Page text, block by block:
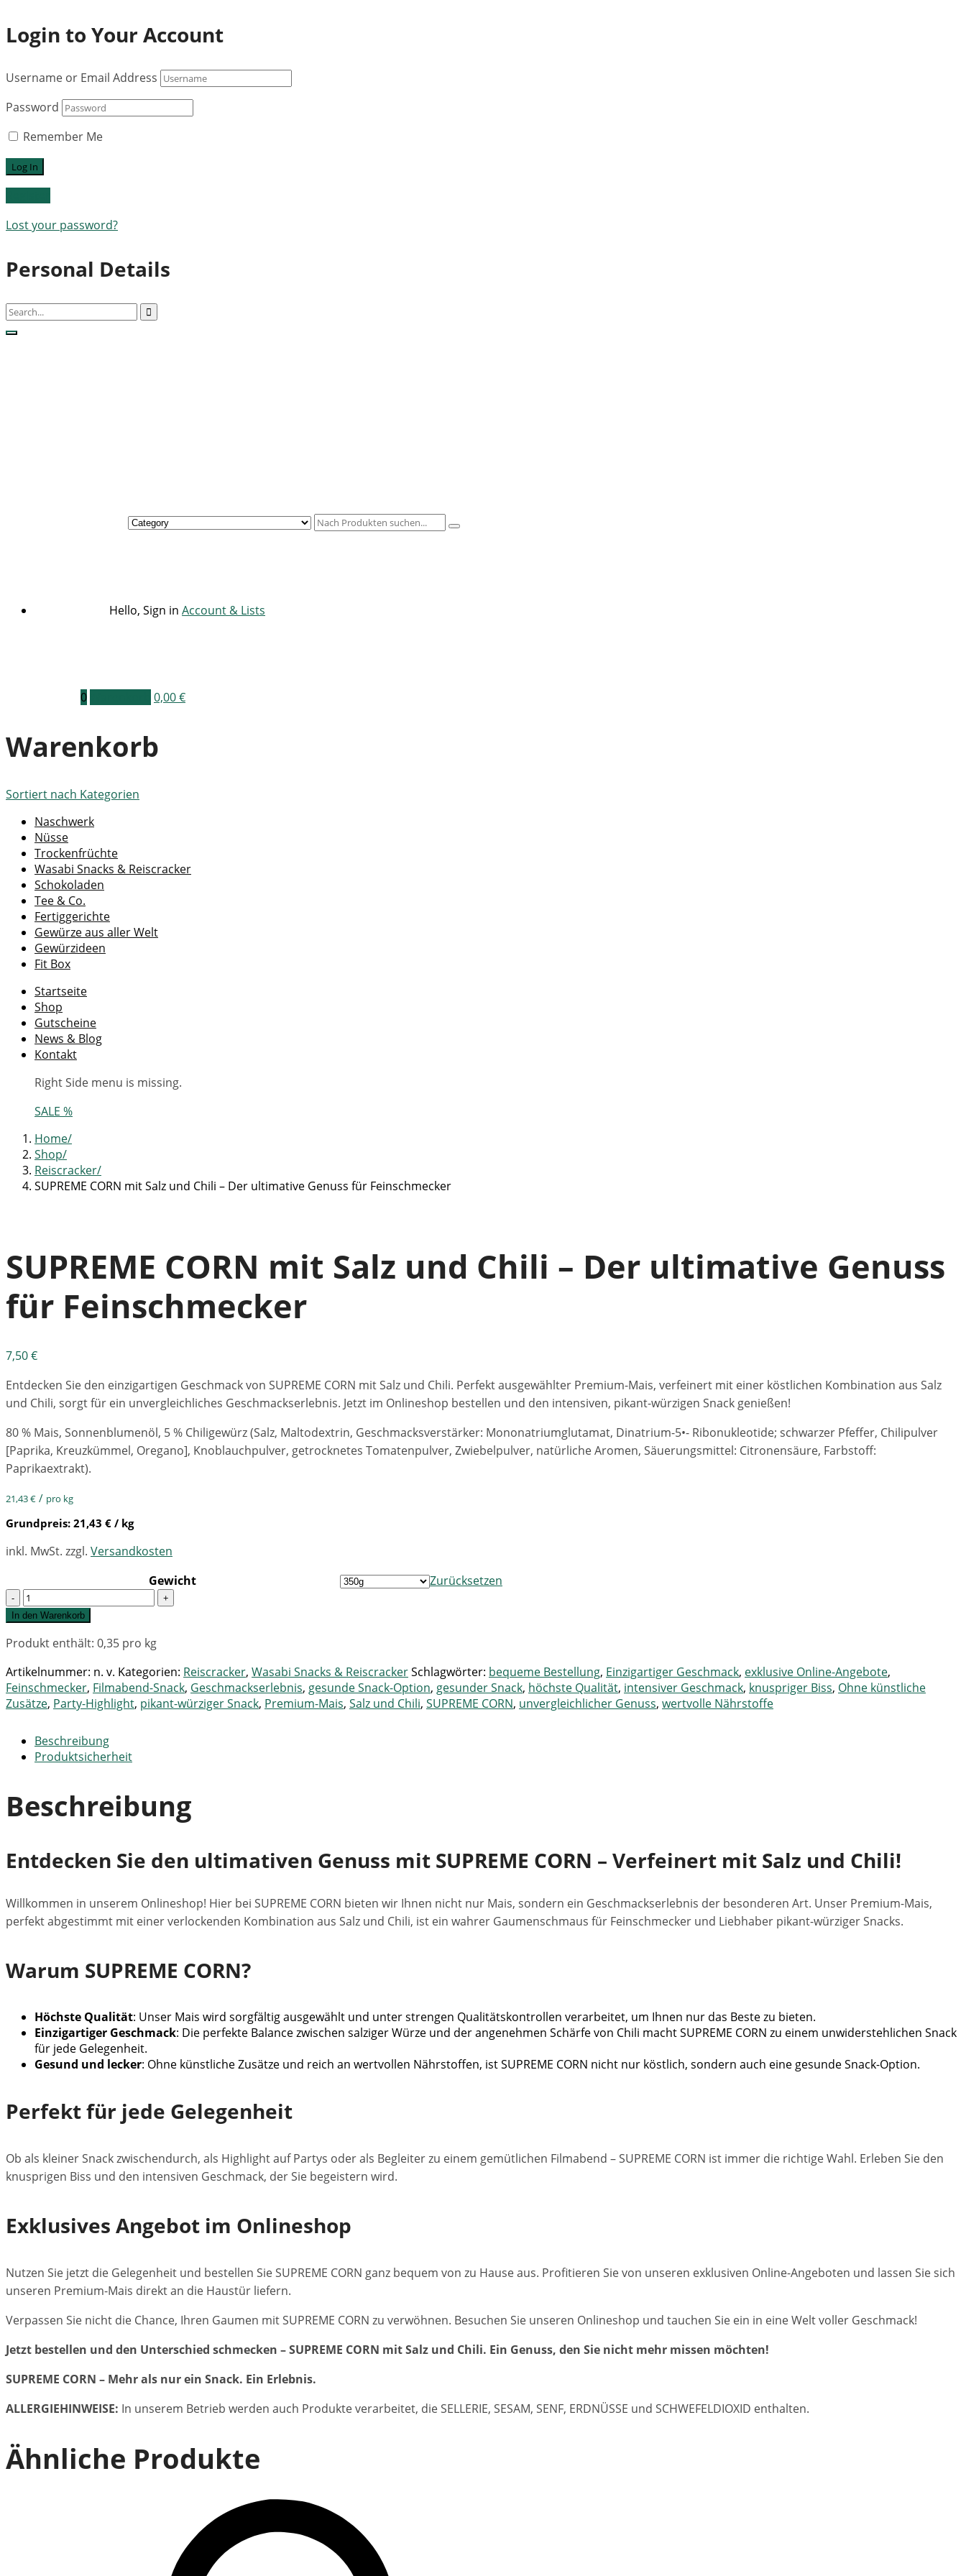
Login to Your Account
Username or Email Address
Password
Remember Me
Lost your password?
Personal Details
Hello, Sign in Account & Lists
0 0,00€
Warenkorb
Sortiert nach Kategorien
Naschwerk
Nüsse
Trockenfrüchte
Wasabi Snacks & Reiscracker
Schokoladen
Tee & Co.
Fertiggerichte
Gewürze aus aller Welt
Gewürzideen
Fit Box
Startseite
Shop
Gutscheine
News & Blog
Kontakt
Right Side menu is missing.
SALE %
Home
Shop
Reiscracker
SUPREME CORN mit Salz und Chili – Der ultimative Genuss für Feinschmecker
SUPREME CORN mit Salz und Chili – Der ultimative Genuss
für Feinschmecker
7,50€
Entdecken Sie den einzigartigen Geschmack von SUPREME CORN mit Salz und Chili. Perfekt ausgewählter Premium-Mais, verfeinert mit einer köstlichen Kombination aus Salz
und Chili, sorgt für ein unvergleichliches Geschmackserlebnis. Jetzt im Onlineshop bestellen und den intensiven, pikant-würzigen Snack genießen!
80 % Mais, Sonnenblumenöl, 5 % Chiligewürz (Salz, Maltodextrin, Geschmacksverstärker: Mononatriumglutamat, Dinatrium-5•- Ribonukleotide; schwarzer Pfeffer, Chilipulver
[Paprika, Kreuzkümmel, Oregano], Knoblauchpulver, getrocknetes Tomatenpulver, Zwiebelpulver, natürliche Aromen, Säuerungsmittel: Citronensäure, Farbstoff:
Paprikaextrakt).
21,43€ / pro kg
Grundpreis: 21,43 € / kg
inkl. MwSt. zzgl. Versandkosten
Gewicht
Zurücksetzen
Quantity
In den Warenkorb
Produkt enthält: 0,35 pro kg
Artikelnummer: n. v. Kategorien: Reiscracker, Wasabi Snacks & ReiscrackerSchlagwörter: bequeme Bestellung, Einzigartiger Geschmack, exklusive Online-Angebote,
Feinschmecker, Filmabend-Snack, Geschmackserlebnis, gesunde Snack-Option, gesunder Snack, höchste Qualität, intensiver Geschmack, knuspriger Biss, Ohne künstliche
Zusätze, Party-Highlight, pikant-würziger Snack, Premium-Mais, Salz und Chili, SUPREME CORN, unvergleichlicher Genuss, wertvolle Nährstoffe
Beschreibung
Produktsicherheit
Beschreibung
Entdecken Sie den ultimativen Genuss mit SUPREME CORN – Verfeinert mit Salz und Chili!
Willkommen in unserem Onlineshop! Hier bei SUPREME CORN bieten wir Ihnen nicht nur Mais, sondern ein Geschmackserlebnis der besonderen Art. Unser Premium-Mais,
perfekt abgestimmt mit einer verlockenden Kombination aus Salz und Chili, ist ein wahrer Gaumenschmaus für Feinschmecker und Liebhaber pikant-würziger Snacks.
Warum SUPREME CORN?
Höchste Qualität: Unser Mais wird sorgfältig ausgewählt und unter strengen Qualitätskontrollen verarbeitet, um Ihnen nur das Beste zu bieten.
Einzigartiger Geschmack: Die perfekte Balance zwischen salziger Würze und der angenehmen Schärfe von Chili macht SUPREME CORN zu einem unwiderstehlichen Snack
für jede Gelegenheit.
Gesund und lecker: Ohne künstliche Zusätze und reich an wertvollen Nährstoffen, ist SUPREME CORN nicht nur köstlich, sondern auch eine gesunde Snack-Option.
Perfekt für jede Gelegenheit
Ob als kleiner Snack zwischendurch, als Highlight auf Partys oder als Begleiter zu einem gemütlichen Filmabend – SUPREME CORN ist immer die richtige Wahl. Erleben Sie den
knusprigen Biss und den intensiven Geschmack, der Sie begeistern wird.
Exklusives Angebot im Onlineshop
Nutzen Sie jetzt die Gelegenheit und bestellen Sie SUPREME CORN ganz bequem von zu Hause aus. Profitieren Sie von unseren exklusiven Online-Angeboten und lassen Sie sich
unseren Premium-Mais direkt an die Haustür liefern.
Verpassen Sie nicht die Chance, Ihren Gaumen mit SUPREME CORN zu verwöhnen. Besuchen Sie unseren Onlineshop und tauchen Sie ein in eine Welt voller Geschmack!
Jetzt bestellen und den Unterschied schmecken – SUPREME CORN mit Salz und Chili. Ein Genuss, den Sie nicht mehr missen möchten!
SUPREME CORN – Mehr als nur ein Snack. Ein Erlebnis.
ALLERGIEHINWEISE: In unserem Betrieb werden auch Produkte verarbeitet, die SELLERIE, SESAM, SENF, ERDNÜSSE und SCHWEFELDIOXID enthalten.
Ähnliche Produkte